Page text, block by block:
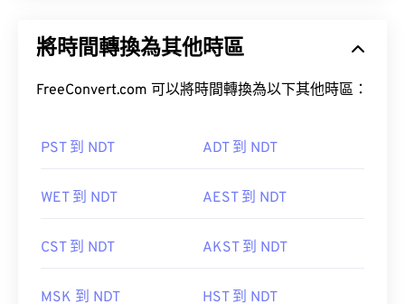
將時間轉換為其他時區
FreeConvert.com 可以將時間轉換為以下其他時區：
PST 到 NDT ADT 到 NDT
WET 到 NDT AEST 到 NDT
CST 到 NDT AKST 到 NDT
MSK 到 NDT HST 到 NDT